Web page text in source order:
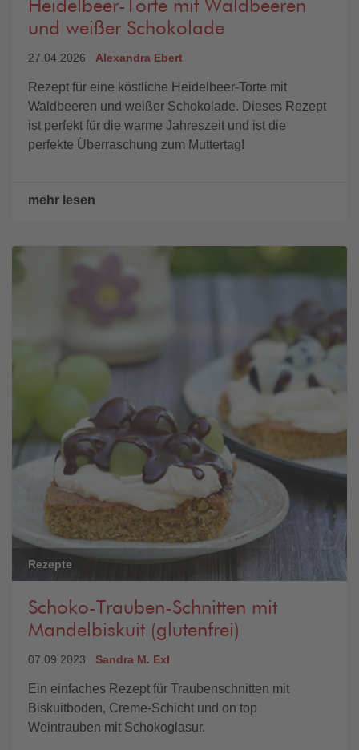
Heidelbeer-Torte mit Waldbeeren
und weißer Schokolade
27.04.2026 Alexandra Ebert
Rezept für eine köstliche Heidelbeer-Torte mit
Waldbeeren und weißer Schokolade. Dieses Rezept
ist perfekt für die warme Jahreszeit und ist die
perfekte Überraschung zum Muttertag!
mehr lesen
Rezepte
Schoko-Trauben-Schnitten mit
Mandelbiskuit (glutenfrei)
07.09.2023 Sandra M. Exl
Ein einfaches Rezept für Traubenschnitten mit
Biskuitboden, Creme-Schicht und on top
Weintrauben mit Schokoglasur.